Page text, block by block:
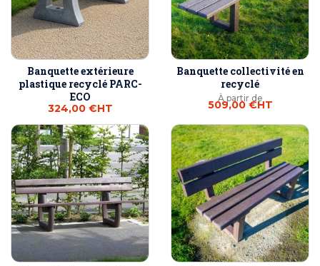
Banquette extérieure
plastique recyclé PARC-
ECO
324,00 €HT
Banquette collectivité en
recyclé
À partir de
509,00 €HT